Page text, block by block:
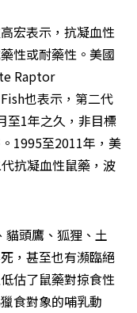
宏表示，抗凝血性
性或耐藥性。美國
Raptor
也表示，第二代
至1年之久，非目標
1995至2011年，美
抗凝血性鼠藥，波
貓頭鷹、狐狸、土
，甚至也有瀕臨絕
估了鼠藥對掠食性
食對象的哺乳動